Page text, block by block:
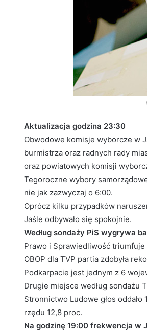
Aktualizacja godzina 23:30
Obwodowe komisje wyborcze w
burmistrza oraz radnych rady
oraz powiatowych komisji
Tegoroczne wybory
nie jak zazwyczaj o 6:00.
Oprócz kilku przypadków
Jaśle odbywało się spokojnie.
Według sondaży PiS wygrywa
Prawo i Sprawiedliwość
OBOP dla TVP partia zdobyła
Podkarpacie jest jednym z 6
Drugie miejsce według sondażu
Stronnictwo Ludowe głos
rzędu 12,8 proc.
Na godzinę 19:00 frekwencja w